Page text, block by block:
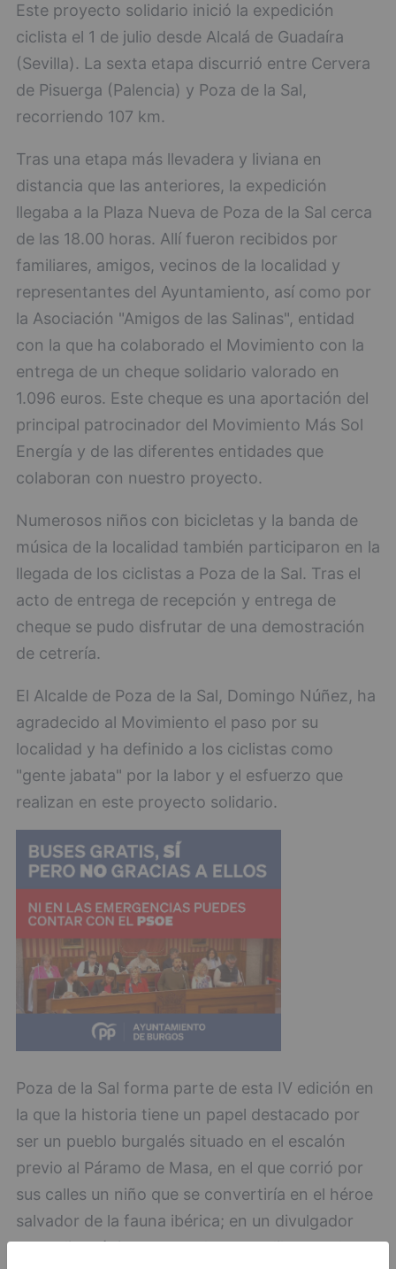
Este proyecto solidario inició la expedición
ciclista el 1 de julio desde Alcalá de Guadaíra
(Sevilla). La sexta etapa discurrió entre Cervera
de Pisuerga (Palencia) y Poza de la Sal,
recorriendo 107 km.
Tras una etapa más llevadera y liviana en
distancia que las anteriores, la expedición
llegaba a la Plaza Nueva de Poza de la Sal cerca
de las 18.00 horas. Allí fueron recibidos por
familiares, amigos, vecinos de la localidad y
representantes del Ayuntamiento, así como por
la Asociación "Amigos de las Salinas", entidad
con la que ha colaborado el Movimiento con la
entrega de un cheque solidario valorado en
1.096 euros. Este cheque es una aportación del
principal patrocinador del Movimiento Más Sol
Energía y de las diferentes entidades que
colaboran con nuestro proyecto.
Numerosos niños con bicicletas y la banda de
música de la localidad también participaron en la
llegada de los ciclistas a Poza de la Sal. Tras el
acto de entrega de recepción y entrega de
cheque se pudo disfrutar de una demostración
de cetrería.
El Alcalde de Poza de la Sal, Domingo Núñez, ha
agradecido al Movimiento el paso por su
localidad y ha definido a los ciclistas como
"gente jabata" por la labor y el esfuerzo que
realizan en este proyecto solidario.
Poza de la Sal forma parte de esta IV edición en
la que la historia tiene un papel destacado por
ser un pueblo burgalés situado en el escalón
previo al Páramo de Masa, en el que corrió por
sus calles un niño que se convertiría en el héroe
salvador de la fauna ibérica; en un divulgador
naturalista único, capaz de encandilar a todo un